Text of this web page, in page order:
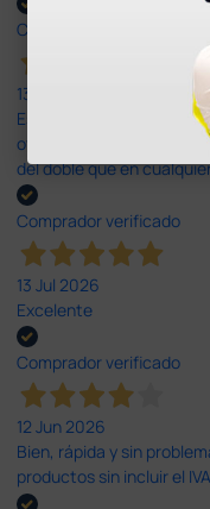
Comprador verificado
13 Jul 2026
Es fácil hacer el pedido.
otras plataformas de
del doble que en
Comprador verificado
13 Jul 2026
Excelente
Comprador verificado
12 Jun 2026
Bien, rápida y sin
productos sin incluir el